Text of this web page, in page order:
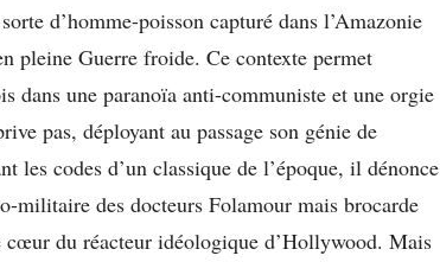
d’homme-poisson capturé dans l’Amazonie
pleine Guerre froide. Ce contexte permet
dans une paranoïa anti-communiste et une orgie
pas, déployant au passage son génie de
les codes d’un classique de l’époque, il dénonce
militaire des docteurs Folamour mais brocarde
du réacteur idéologique d’Hollywood. Mais